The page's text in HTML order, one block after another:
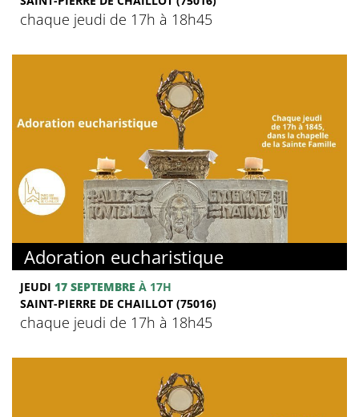
chaque jeudi de 17h à 18h45
Adoration eucharistique
JEUDI 17 SEPTEMBRE À 17H
SAINT-PIERRE DE CHAILLOT (75016)
chaque jeudi de 17h à 18h45